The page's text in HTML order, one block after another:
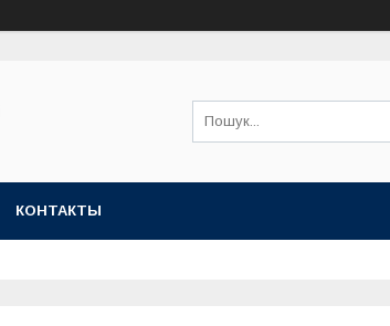
КОНТАКТЫ